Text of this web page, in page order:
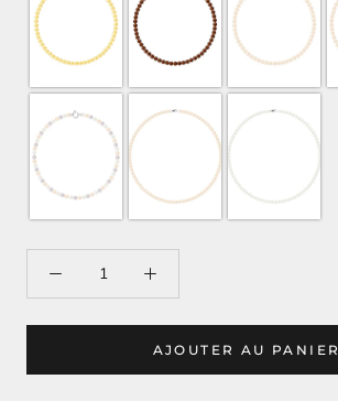
AJOUTER AU PANIER